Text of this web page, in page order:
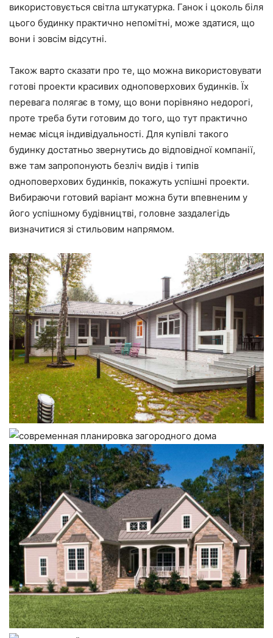
використовується світла штукатурка. Ганок і цоколь біля
цього будинку практично непомітні, може здатися, що
вони і зовсім відсутні.
Також варто сказати про те, що можна використовувати
готові проекти красивих одноповерхових будинків. Їх
перевага полягає в тому, що вони порівняно недорогі,
проте треба бути готовим до того, що тут практично
немає місця індивідуальності. Для купівлі такого
будинку достатньо звернутись до відповідної компанії,
вже там запропонують безліч видів і типів
одноповерхових будинків, покажуть успішні проекти.
Вибираючи готовий варіант можна бути впевненим у
його успішному будівництві, головне заздалегідь
визначитися зі стильовим напрямом.